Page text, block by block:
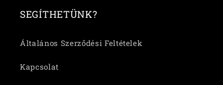
SEGÍTHETÜNK?
Általános Szerződési Feltételek
Kapcsolat